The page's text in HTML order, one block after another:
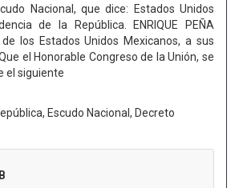
Nacional, que dice: Estados Unidos
de la República. ENRIQUE PEÑA
de los Estados Unidos Mexicanos, a sus
el Honorable Congreso de la Unión, se
el siguiente
Escudo Nacional, Decreto